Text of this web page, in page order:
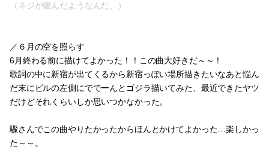
（ネジが緩んだようなんだ、）
／６月の空を照らす
6月終わる前に描けてよかった！！この曲大好きだ～～！
歌詞の中に新宿が出てくるから新宿っぽい場所描きたいなあと悩ん
だ末にビルの左側にででーんとゴジラ描いてみた、最近できたヤツ
だけどそれくらいしか思いつかなかった。
驟さんでこの曲やりたかったからほんとかけてよかった…楽しかっ
た～～。